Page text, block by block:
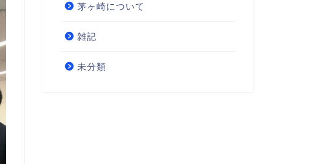
茅ヶ崎について
雑記
未分類